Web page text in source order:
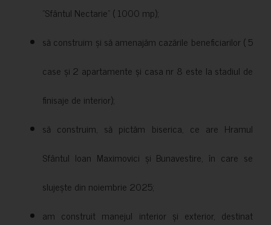
”Sfântul Nectarie” ( 1000 mp);
să construim și să amenajăm cazările beneficiarilor ( 5
case și 2 apartamente și casa nr 8 este la stadiul de
finisaje de interior);
să construim, să pictăm biserica, ce are Hramul
Sfântul Ioan Maximovici și Bunavestire, în care se
slujește din noiembrie 2025;
am construit manejul interior și exterior, destinat